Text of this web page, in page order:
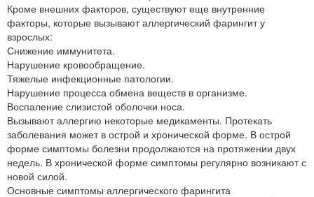
Кроме внешних факторов, существуют еще внутренние
факторы, которые вызывают аллергический фарингит у
взрослых:
Снижение иммунитета.
Нарушение кровообращение.
Тяжелые инфекционные патологии.
Нарушение процесса обмена веществ в организме.
Воспаление слизистой оболочки носа.
Вызывают аллергию некоторые медикаменты. Протекать
заболевания может в острой и хронической форме. В острой
форме симптомы болезни продолжаются на протяжении двух
недель. В хронической форме симптомы регулярно возникают с
новой силой.
Основные симптомы аллергического фарингита